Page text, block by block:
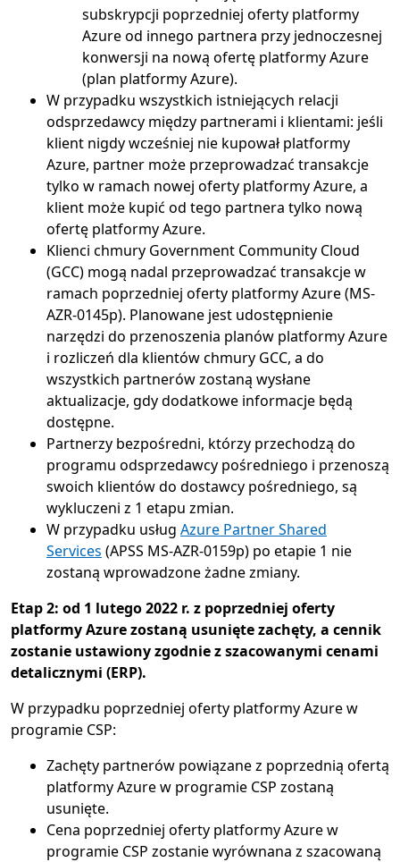
subskrypcji poprzedniej oferty platformy
Azure od innego partnera przy jednoczesnej
konwersji na nową ofertę platformy Azure
(plan platformy Azure).
W przypadku wszystkich istniejących relacji
odsprzedawcy między partnerami i klientami: jeśli
klient nigdy wcześniej nie kupował platformy
Azure, partner może przeprowadzać transakcje
tylko w ramach nowej oferty platformy Azure, a
klient może kupić od tego partnera tylko nową
ofertę platformy Azure.
Klienci chmury Government Community Cloud
(GCC) mogą nadal przeprowadzać transakcje w
ramach poprzedniej oferty platformy Azure (MS-
AZR-0145p). Planowane jest udostępnienie
narzędzi do przenoszenia planów platformy Azure
i rozliczeń dla klientów chmury GCC, a do
wszystkich partnerów zostaną wysłane
aktualizacje, gdy dodatkowe informacje będą
dostępne.
Partnerzy bezpośredni, którzy przechodzą do
programu odsprzedawcy pośredniego i przenoszą
swoich klientów do dostawcy pośredniego, są
wykluczeni z 1 etapu zmian.
W przypadku usług Azure Partner Shared
Services (APSS MS-AZR-0159p) po etapie 1 nie
zostaną wprowadzone żadne zmiany.
Etap 2: od 1 lutego 2022 r. z poprzedniej oferty
platformy Azure zostaną usunięte zachęty, a cennik
zostanie ustawiony zgodnie z szacowanymi cenami
detalicznymi (ERP).
W przypadku poprzedniej oferty platformy Azure w
programie CSP:
Zachęty partnerów powiązane z poprzednią ofertą
platformy Azure w programie CSP zostaną
usunięte.
Cena poprzedniej oferty platformy Azure w
programie CSP zostanie wyrównana z szacowaną